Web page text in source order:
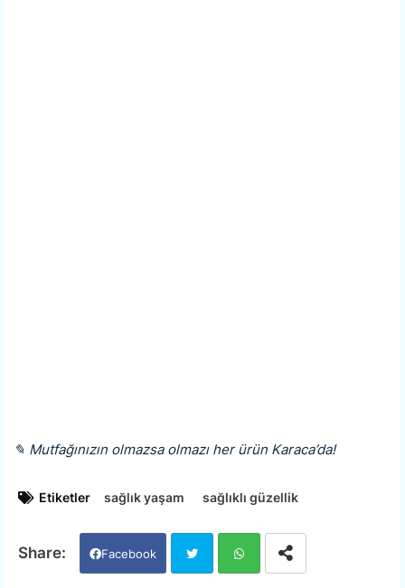
✎ Mutfağınızın olmazsa olmazı her ürün Karaca’da!
Etiketler sağlık yaşam sağlıklı güzellik
Facebook